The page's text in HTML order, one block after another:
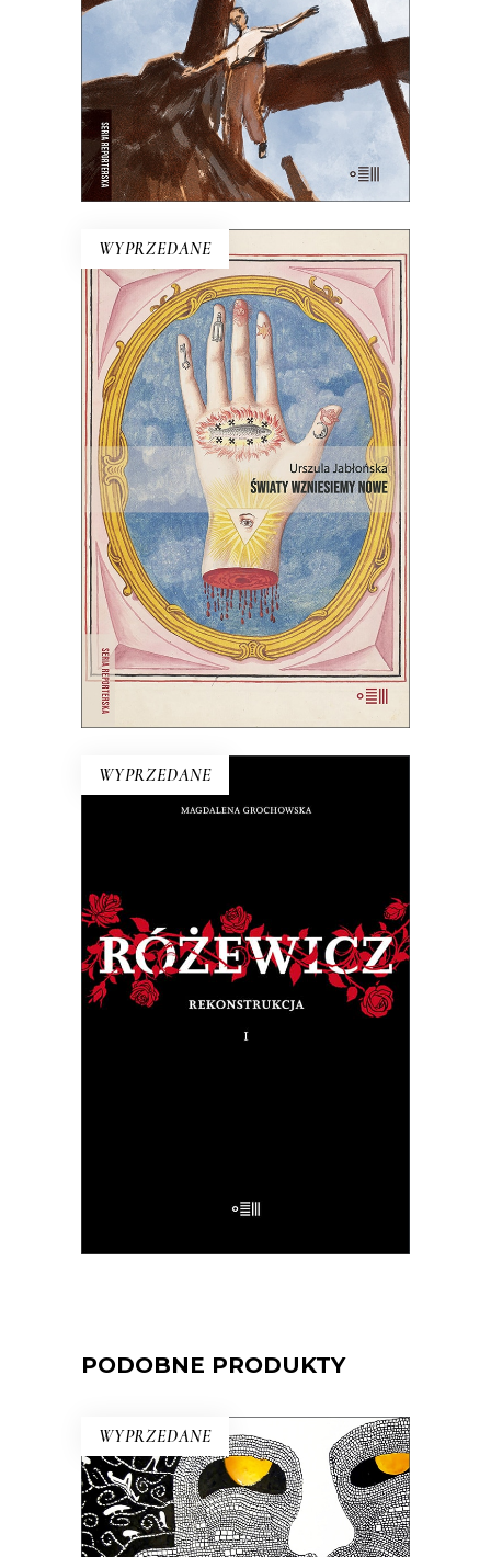
E-BOOK DO KOSZYKA
50.00zł 25.00zł
WYPRZEDANE
ŚWIATY WZNIESIEMY NOWE
Wprawdzie niektórzy mówią, że świat
taki, jaki znamy, dobiega końca, ale
jednak wciąż są ludzie, którzy chcą
wymyślać go na nowo.
44.00zł 22.00zł
WYPRZEDANE
E-BOOK DO KOSZYKA
RÓŻEWICZ. REKONSTRUKCJA
(tom 1)
Na pytanie: „Kim jesteś?”, Tadeusz
Różewicz odpowiedział przed laty: „Kto
mnie uważnie czyta, ten wie”.
PODOBNE PRODUKTY
WYPRZEDANE
ZAPOMNIANE ŚWIATŁO